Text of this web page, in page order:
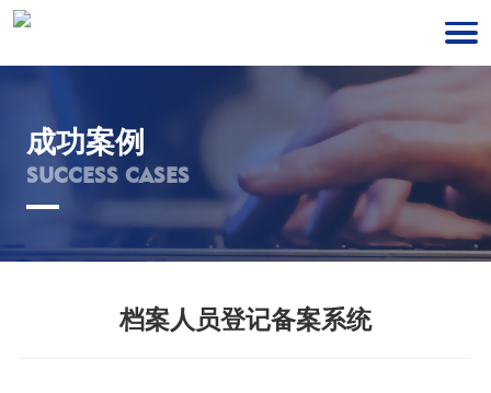
成功案例
SUCCESS CASES
档案人员登记备案系统